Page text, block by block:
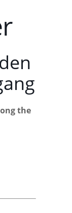
the